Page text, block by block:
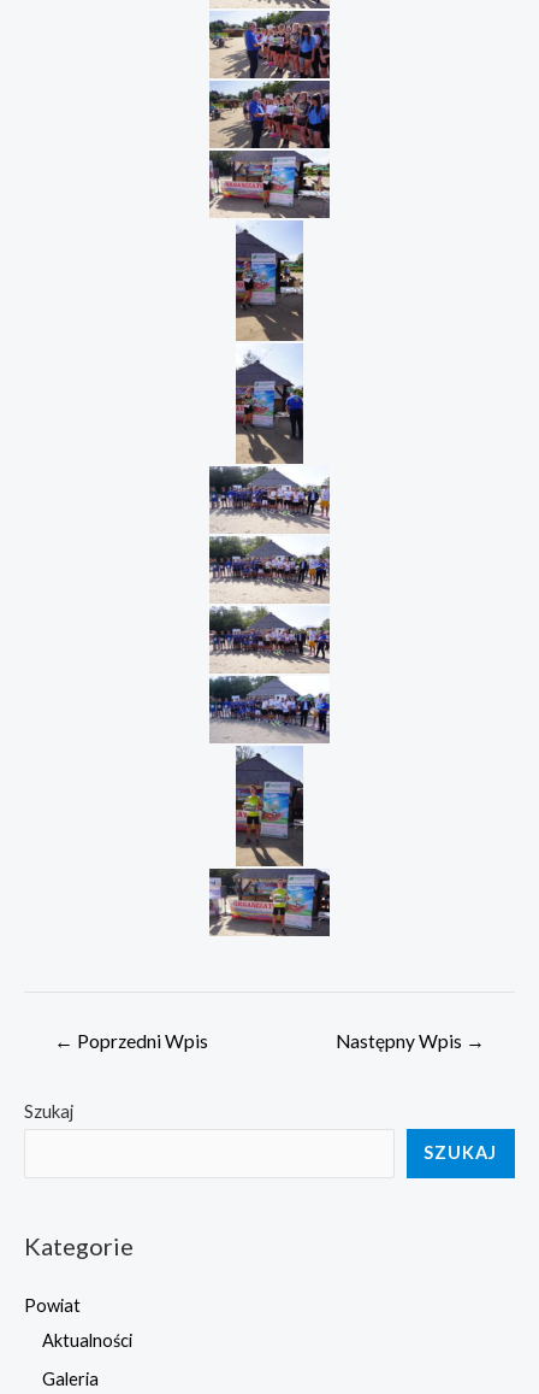
Nawigacja
← Poprzedni Wpis Następny Wpis →
Szukaj
SZUKAJ
Kategorie
Powiat
Aktualności
Galeria